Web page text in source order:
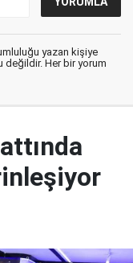
yazan kişiye
değildir. Her bir yorum